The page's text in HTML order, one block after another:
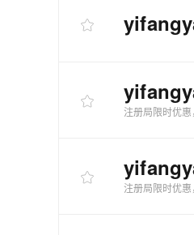
注册局限时优
注册局限时优